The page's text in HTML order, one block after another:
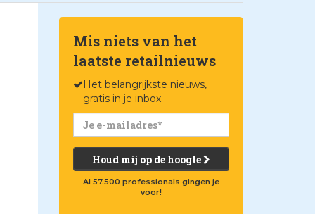
Mis niets van het
laatste retailnieuws
Het belangrijkste nieuws,
gratis in je inbox
Houd mij op de hoogte
Al 57.500 professionals gingen je
voor!